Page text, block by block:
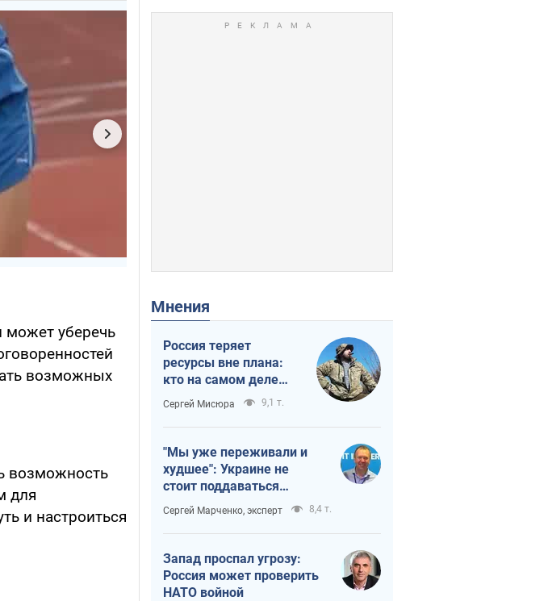
может уберечь
возможных
возможность
для
и настроиться
Мнения
Россия теряет
ресурсы вне плана:
кто на самом деле
диктует темп войны
Сергей Мисюра 9,1 т.
"Мы уже переживали и
худшее": Украине не
стоит поддаваться
отчаянию из-за
ракетного террора
Сергей Марченко, эксперт 8,4 т.
Запад проспал угрозу:
Россия может проверить
НАТО войной